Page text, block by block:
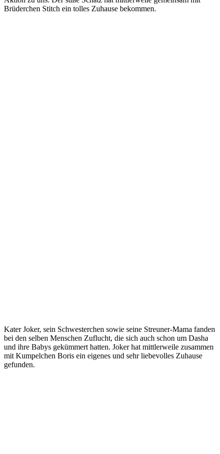
Brüderchen Stitch ein tolles Zuhause bekommen.
Kater Joker, sein Schwesterchen sowie seine Streuner-Mama fanden
bei den selben Menschen Zuflucht, die sich auch schon um Dasha
und ihre Babys gekümmert hatten. Joker hat mittlerweile zusammen
mit Kumpelchen Boris ein eigenes und sehr liebevolles Zuhause
gefunden.